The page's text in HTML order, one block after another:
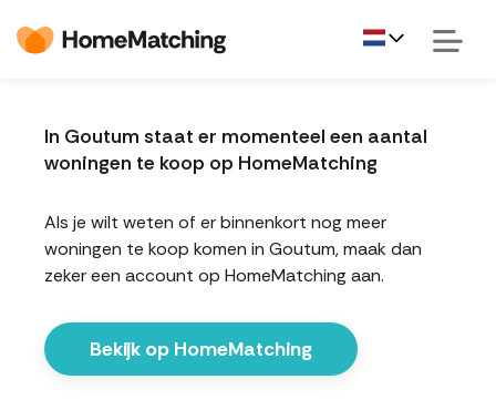
In Goutum staat er momenteel een aantal
woningen te koop op HomeMatching
Als je wilt weten of er binnenkort nog meer
woningen te koop komen in Goutum, maak dan
zeker een account op HomeMatching aan.
Bekijk op HomeMatching